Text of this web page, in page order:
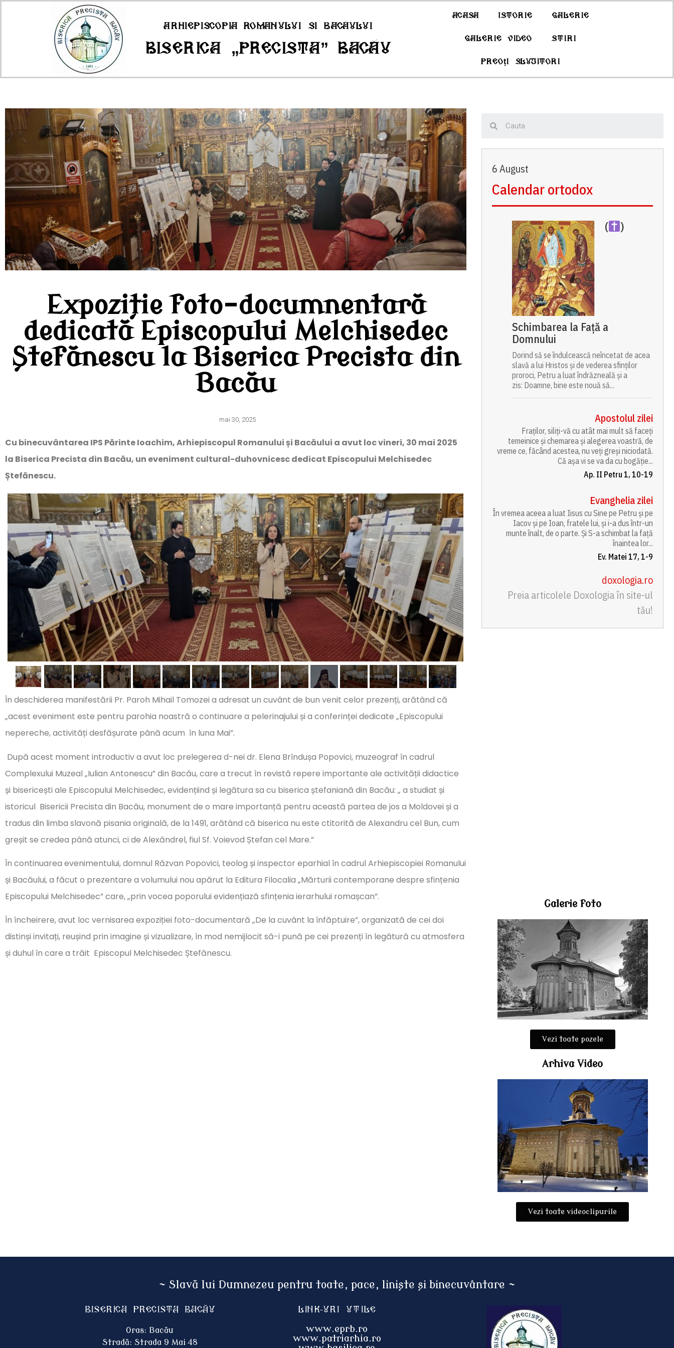
Arhiepiscopia Romanului si Bacăului
Biserica „Precista” Bacău
Acasa Istorie Galerie
Galerie Video Stiri
Preoți slujitori
Expoziție foto-documnentară
dedicată Episcopului Melchisedec
Ștefănescu la Biserica Precista din
Bacău
mai 30, 2025
Cu binecuvântarea IPS Părinte Ioachim, Arhiepiscopul Romanului și Bacăului a avut loc vineri, 30 mai 2025
la Biserica Precista din Bacău, un eveniment cultural-duhovnicesc dedicat Episcopului Melchisedec
Ștefănescu.
În deschiderea manifestării Pr. Paroh Mihail Tomozei a adresat un cuvânt de bun venit celor prezenți, arătând că
„acest eveniment este pentru parohia noastră o continuare a pelerinajului și a conferinței dedicate „Episcopului
nepereche, activități desfășurate până acum în luna Mai”.
După acest moment introductiv a avut loc prelegerea d-nei dr. Elena Brîndușa Popovici, muzeograf în cadrul
Complexului Muzeal „Iulian Antonescu” din Bacău, care a trecut în revistă repere importante ale activității didactice
și bisericești ale Episcopului Melchisedec, evidențiind și legătura sa cu biserica ștefaniană din Bacău: „ a studiat și
istoricul Bisericii Precista din Bacău, monument de o mare importanță pentru această partea de jos a Moldovei și a
tradus din limba slavonă pisania originală, de la 1491, arătând că biserica nu este ctitorită de Alexandru cel Bun, cum
greșit se credea până atunci, ci de Alexăndrel, fiul Sf. Voievod Ștefan cel Mare.”
În continuarea evenimentului, domnul Răzvan Popovici, teolog și inspector eparhial în cadrul Arhiepiscopiei Romanului
și Bacăului, a făcut o prezentare a volumului nou apărut la Editura Filocalia „Mărturii contemporane despre sfințenia
Episcopului Melchisedec” care, „prin vocea poporului evidențiază sfințenia ierarhului romașcan”.
În încheirere, avut loc vernisarea expoziției foto-documentară „De la cuvânt la înfăptuire”, organizată de cei doi
distinși invitați, reușind prin imagine și vizualizare, în mod nemijlocit să-i pună pe cei prezenți în legătură cu atmosfera
și duhul în care a trăit Episcopul Melchisedec Ștefănescu.
6 August
Calendar ortodox
( )
Schimbarea la Față a
Domnului
Dorind să se îndulcească neîncetat de acea
slavă a lui Hristos și de vederea sfinților
proroci, Petru a luat îndrăzneală și a
zis: Doamne, bine este nouă să...
Apostolul zilei
Fraților, siliți-vă cu atât mai mult să faceți
temeinice și chemarea și alegerea voastră, de
vreme ce, făcând acestea, nu veți greși niciodată.
Că așa vi se va da cu bogăție...
Ap. II Petru 1, 10-19
Evanghelia zilei
În vremea aceea a luat Iisus cu Sine pe Petru și pe
Iacov și pe Ioan, fratele lui, și i-a dus într-un
munte înalt, de o parte. Și S-a schimbat la față
înaintea lor...
Ev. Matei 17, 1-9
doxologia.ro
Preia articolele Doxologia în site-ul
tău!
Galerie foto
Vezi toate pozele
Arhiva Video
Vezi toate videoclipurile
~ Slavă lui Dumnezeu pentru toate, pace, liniște și binecuvântare ~
Biserica Precista BACĂU
Oras: Bacău
Stradă: Strada 9 Mai 48
Link-uri utile
www.eprb.ro
www.patriarhia.ro